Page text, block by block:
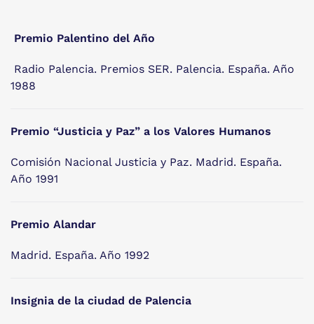
Premio Palentino del Año
Radio Palencia. Premios SER. Palencia. España. Año
1988
Premio “Justicia y Paz” a los Valores Humanos
Comisión Nacional Justicia y Paz. Madrid. España.
Año 1991
Premio Alandar
Madrid. España. Año 1992
Insignia de la ciudad de Palencia